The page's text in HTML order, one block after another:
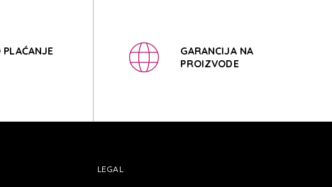
GARANCIJA NA
PROIZVODE
LEGAL